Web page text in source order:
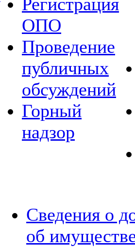
ОПО
Проведение
публичных
обсуждений
Горный
надзор
Сведения о
об